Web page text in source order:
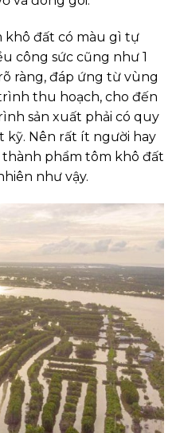
khô đất có màu gì tự
công sức cũng như 1
ràng, đáp ứng từ vùng
thu hoạch, cho đến
sản xuất phải có quy
kỹ. Nên rất ít người hay
thành phẩm tôm khô đất
như vậy.